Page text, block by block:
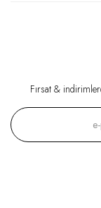
Fırsat &